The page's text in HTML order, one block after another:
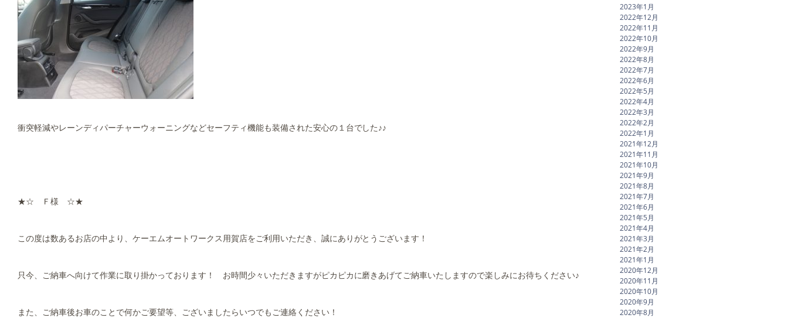
衝突軽減やレーンディパーチャーウォーニングなどセーフティ機能も装備された安心の１台でした♪♪
★☆ Ｆ様 ☆★
この度は数あるお店の中より、ケーエムオートワークス用賀店をご利用いただき、誠にありがとうございます！
只今、ご納車へ向けて作業に取り掛かっております！ お時間少々いただきますがピカピカに磨きあげてご納車いたしますので楽しみにお待ちください♪
また、ご納車後お車のことで何かご要望等、ございましたらいつでもご連絡ください！
2023年1月
2022年12月
2022年11月
2022年10月
2022年9月
2022年8月
2022年7月
2022年6月
2022年5月
2022年4月
2022年3月
2022年2月
2022年1月
2021年12月
2021年11月
2021年10月
2021年9月
2021年8月
2021年7月
2021年6月
2021年5月
2021年4月
2021年3月
2021年2月
2021年1月
2020年12月
2020年11月
2020年10月
2020年9月
2020年8月